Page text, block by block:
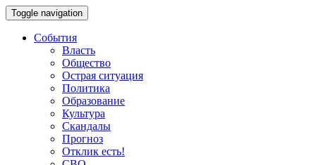
Toggle navigation
События
Власть
Общество
Острая ситуация
Политика
Образование
Культура
Скандалы
Прогноз
Отклик есть!